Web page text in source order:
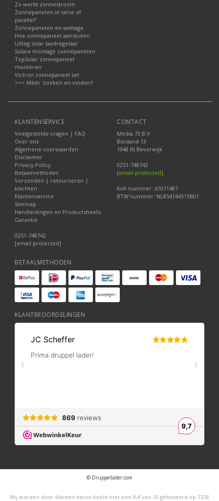
Zo werkt zonnestroom
Zonnepanelen in serie of
parallel?
Zonnepanelen en wattage
Hoe zonnepaneel aansluiten
Uitleg solar laadregelaar
Solara montage zonnepanelen
TopSolar zonnepaneel
monteren
Victron zonnepaneel set
>>> Méér 'zoeken en vinden'!
KLANTENSERVICE
Veelgestelde vragen | FAQ
Over ons
Algemene voorwaarden
Disclaimer
Privacy Policy
Betaalmethoden
Verzenden | retourneren |
klachten
Klantenservice
Sitemap
Handleidingen en Productsheets
Garantie
0251-748742
[email protected]
CONTACT
Media 73 B.V.
Biesland 13
1948 RJ Beverwijk
0251-748742
[email protected]
KvK nummer: 61011487
BTW nummer: NL854164315B01
BETAALMETHODEN
KLANTBEOORDELINGEN
© Druppellader.com
Wij worden door klanten beoordeeld met een 9,4 van 10 gebaseerd op 1328